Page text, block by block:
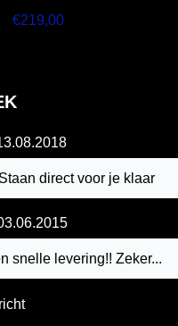
€219,00
direct voor je klaar
snelle levering!! Zeker...